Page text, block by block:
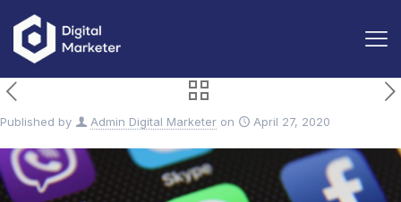
Published by Admin Digital Marketer on April 27, 2020